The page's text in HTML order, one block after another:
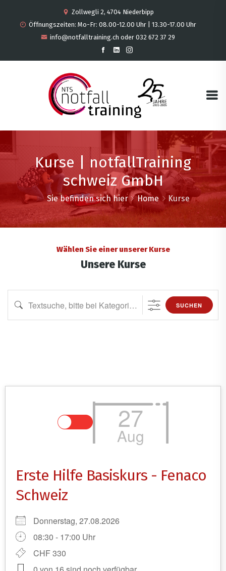
Zollwegli 2, 4704 Niederbipp
Öffnungszeiten: Mo-Fr: 08.00-12.00 Uhr | 13.30-17.00 Uhr
info@notfalltraining.ch oder 032 672 37 29
Kurse | notfallTraining
schweiz GmbH
Sie befinden sich hier Home Kurse
Wählen Sie einer unserer Kurse
Unsere Kurse
SUCHEN
27
Aug
Erste Hilfe Basiskurs - Fenaco
Schweiz
Donnerstag, 27.08.2026
08:30 - 17:00 Uhr
CHF 330